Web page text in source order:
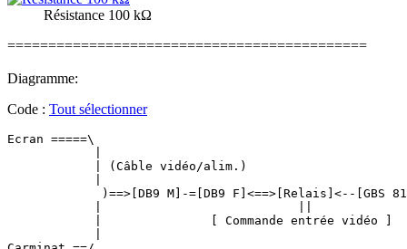
Résistance 100 kΩ
============================================
Diagramme:
Code : Tout sélectionner
Ecran =====\
            | (Câble vidéo/alim.)
)==>[DB9 M]-=[DB9 F]<==>[Relais]<--[GBS
            |               [ Commande entrée vidéo ]